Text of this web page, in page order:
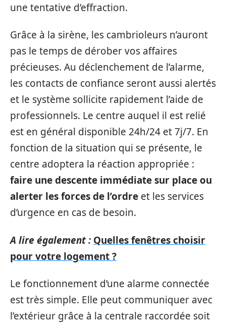
une tentative d’effraction.
Grâce à la sirène, les cambrioleurs n’auront
pas le temps de dérober vos affaires
précieuses. Au déclenchement de l’alarme,
les contacts de confiance seront aussi alertés
et le système sollicite rapidement l’aide de
professionnels. Le centre auquel il est relié
est en général disponible 24h/24 et 7j/7. En
fonction de la situation qui se présente, le
centre adoptera la réaction appropriée :
faire une descente immédiate sur place ou
alerter les forces de l’ordre et les services
d’urgence en cas de besoin.
A lire également : Quelles fenêtres choisir
pour votre logement ?
Le fonctionnement d’une alarme connectée
est très simple. Elle peut communiquer avec
l’extérieur grâce à la centrale raccordée soit